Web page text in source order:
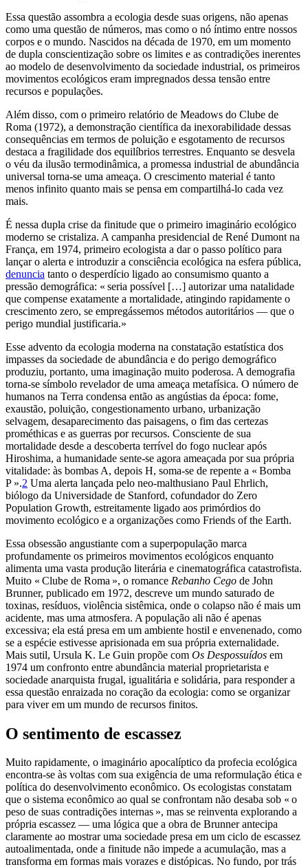
Essa questão assombra a ecologia desde suas origens, não apenas
como uma questão de números, mas como o nó íntimo entre nossos
corpos e o mundo. Nascidos na década de 1970, em um momento
de dupla conscientização sobre os limites e as contradições inerentes
ao modelo de desenvolvimento da sociedade industrial, os primeiros
movimentos ecológicos eram impregnados dessa tensão entre
recursos e populações.
Além disso, com o primeiro relatório de Meadows do Clube de
Roma (1972), a demonstração científica da inexorabilidade dessas
consequências em termos de poluição e esgotamento de recursos
destaca a fragilidade dos equilíbrios terrestres. Enquanto se desvela
o véu da ilusão termodinâmica, a promessa industrial de abundância
universal torna-se uma ameaça. O crescimento material é tanto
menos infinito quanto mais se pensa em compartilhá-lo cada vez
mais.
É nessa dupla crise da finitude que o primeiro imaginário ecológico
moderno se cristaliza. A campanha presidencial de René Dumont na
França, em 1974, primeiro ecologista a dar o passo político para
lançar o alerta e introduzir a consciência ecológica na esfera pública,
denuncia tanto o desperdício ligado ao consumismo quanto a
pressão demográfica: « seria possível […] autorizar uma natalidade
que compense exatamente a mortalidade, atingindo rapidamente o
crescimento zero, se empregássemos métodos autoritários — que o
perigo mundial justificaria.»
Esse advento da ecologia moderna na constatação estatística dos
impasses da sociedade de abundância e do perigo demográfico
produziu, portanto, uma imaginação muito poderosa. A demografia
torna-se símbolo revelador de uma ameaça metafísica. O número de
humanos na Terra condensa então as angústias da época: fome,
exaustão, poluição, congestionamento urbano, urbanização
selvagem, desaparecimento das paisagens, o fim das certezas
prométhicas e as guerras por recursos. Consciente de sua
mortalidade desde a descoberta terrível do fogo nuclear após
Hiroshima, a humanidade sente-se agora ameaçada por sua própria
vitalidade: às bombas A, depois H, soma-se de repente a « Bomba
P ».2 Uma alerta lançada pelo neo-malthusiano Paul Ehrlich,
biólogo da Universidade de Stanford, cofundador do Zero
Population Growth, estreitamente ligado aos primórdios do
movimento ecológico e a organizações como Friends of the Earth.
Essa obsessão angustiante com a superpopulação marca
profundamente os primeiros movimentos ecológicos enquanto
alimenta uma vasta produção literária e cinematográfica catastrofista.
Muito « Clube de Roma », o romance Rebanho Cego de John
Brunner, publicado em 1972, descreve um mundo saturado de
toxinas, resíduos, violência sistêmica, onde o colapso não é mais um
acidente, mas uma atmosfera. A população ali não é apenas
excessiva; ela está presa em um ambiente hostil e envenenado, como
se a espécie estivesse aprisionada em sua própria externalidade.
Mais sutil, Ursula K. Le Guin propõe com Os Despossuídos em
1974 um confronto entre abundância material proprietarista e
sociedade anarquista frugal, igualitária e solidária, para responder a
essa questão enraizada no coração da ecologia: como se organizar
para viver em um mundo de recursos finitos.
O sentimento de escassez
Muito rapidamente, o imaginário apocalíptico da profecia ecológica
encontra-se às voltas com sua exigência de uma reformulação ética e
política do desenvolvimento econômico. Os ecologistas constatam
que o sistema econômico ao qual se confrontam não desaba sob « o
peso de suas contradições internas », mas se reinventa explorando a
própria escassez — uma lógica que a obra de Brunner antecipa
claramente ao mostrar uma sociedade presa em um ciclo de escassez
autoalimentada, onde a finitude não impede a acumulação, mas a
transforma em formas mais vorazes e distópicas. No fundo, por trás